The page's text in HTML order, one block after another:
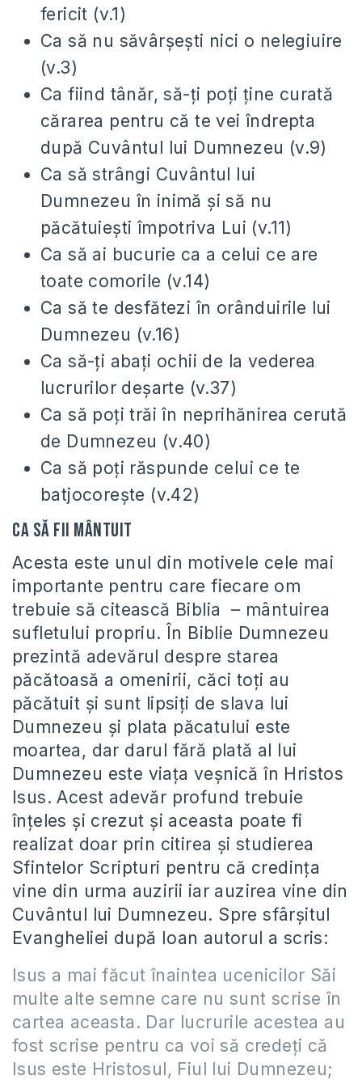
fericit (v.1)
Ca să nu săvârșești nici o nelegiuire
(v.3)
Ca fiind tânăr, să-ți poți ține curată
cărarea pentru că te vei îndrepta
după Cuvântul lui Dumnezeu (v.9)
Ca să strângi Cuvântul lui
Dumnezeu în inimă și să nu
păcătuiești împotriva Lui (v.11)
Ca să ai bucurie ca a celui ce are
toate comorile (v.14)
Ca să te desfătezi în orânduirile lui
Dumnezeu (v.16)
Ca să-ți abați ochii de la vederea
lucrurilor deșarte (v.37)
Ca să poți trăi în neprihănirea cerută
de Dumnezeu (v.40)
Ca să poți răspunde celui ce te
batjocorește (v.42)
Ca să fii mântuit
Acesta este unul din motivele cele mai
importante pentru care fiecare om
trebuie să citească Biblia – mântuirea
sufletului propriu. În Biblie Dumnezeu
prezintă adevărul despre starea
păcătoasă a omenirii, căci toți au
păcătuit și sunt lipsiți de slava lui
Dumnezeu și plata păcatului este
moartea, dar darul fără plată al lui
Dumnezeu este viața veșnică în Hristos
Isus. Acest adevăr profund trebuie
înțeles și crezut și aceasta poate fi
realizat doar prin citirea și studierea
Sfintelor Scripturi pentru că credința
vine din urma auzirii iar auzirea vine din
Cuvântul lui Dumnezeu. Spre sfârșitul
Evangheliei după Ioan autorul a scris:
Isus a mai făcut înaintea ucenicilor Săi
multe alte semne care nu sunt scrise în
cartea aceasta. Dar lucrurile acestea au
fost scrise pentru ca voi să credeţi că
Isus este Hristosul, Fiul lui Dumnezeu;